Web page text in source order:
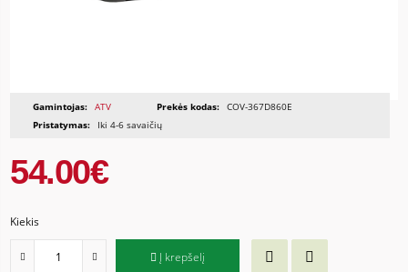
Gamintojas: ATV Prekės kodas: COV-367D860E
Pristatymas:
Iki 4-6 savaičių
54.00€
Kiekis
Į krepšelį